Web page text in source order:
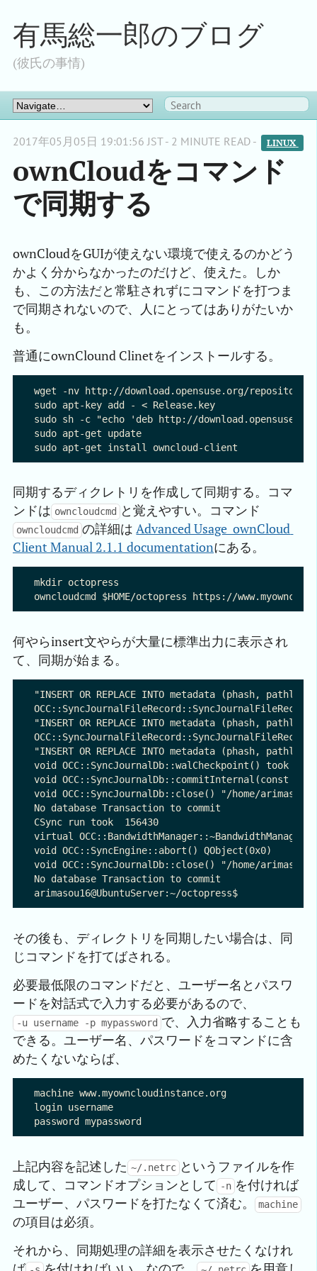
有馬総一郎のブログ
(彼氏の事情)
2017年05月05日 19:01:56 JST - 2 MINUTE READ - LINUX
ownCloudをコマンド
で同期する
ownCloudをGUIが使えない環境で使えるのかどう
かよく分からなかったのだけど、使えた。しか
も、この方法だと常駐されずにコマンドを打つま
で同期されないので、人にとってはありがたいか
も。
普通にownClound Clinetをインストールする。
wget -nv http://download.opensuse.org/
sudo apt-key add - < Release.key
sudo sh -c "echo 'deb http://
sudo apt-get update
同期するディクレトリを作成して同期する。コマ
ンドは owncloudcmd と覚えやすい。コマンド
owncloudcmd の詳細はAdvanced Usage  ownCloud
Client Manual 2.1.1 documentationにある。
mkdir octopress
何やらinsert文やらが大量に標準出力に表示され
て、同期が始まる。
"INSERT OR REPLACE INTO metadata (phash,
"INSERT OR REPLACE INTO metadata (phash,
"INSERT OR REPLACE INTO metadata (phash,
void OCC::SyncJournalDb::walCheckpoint() took 0
void OCC::SyncJournalDb::commitInternal(const
void OCC::SyncJournalDb::close() "/home/
No database Transaction to commit
CSync run took  156430
virtual OCC::BandwidthManager::~BandwidthManager()
void OCC::SyncEngine::abort() QObject(0x0)
void OCC::SyncJournalDb::close() "/home/
No database Transaction to commit
その後も、ディレクトリを同期したい場合は、同
じコマンドを打てばされる。
必要最低限のコマンドだと、ユーザー名とパスワ
ードを対話式で入力する必要があるので、
-u username -p mypassword で、入力省略することも
できる。ユーザー名、パスワードをコマンドに含
めたくないならば、
machine www.myowncloudinstance.org
login username
上記内容を記述した ~/.netrc というファイルを作
成して、コマンドオプションとして -n を付ければ
ユーザー、パスワードを打たなくて済む。
machine
の項目は必須。
それから、同期処理の詳細を表示させたくなけれ